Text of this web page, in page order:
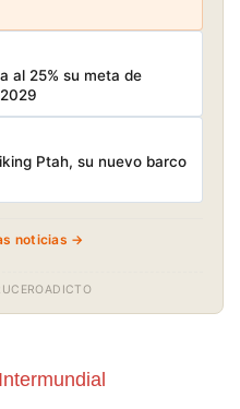
al 25% su meta de
Ptah, su nuevo barco
noticias →